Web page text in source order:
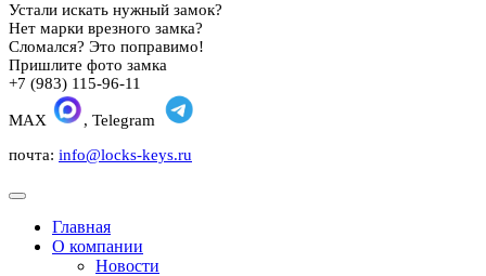
Устали искать нужный замок?
Нет марки врезного замка?
Сломался? Это поправимо!
Пришлите фото замка
+7 (983) 115-96-11
MAX
, Telegram
почта: info@locks-keys.ru
Главная
О компании
Новости